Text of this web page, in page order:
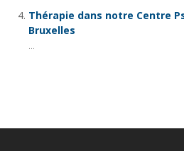
Thérapie dans notre Centre
Bruxelles